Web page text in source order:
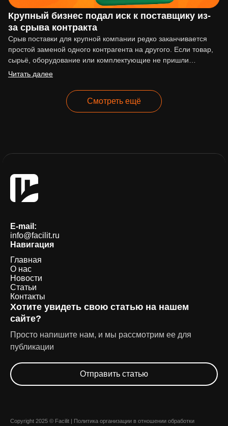
Крупный бизнес подал иск к поставщику из-
за срыва контракта
Срыв поставки для крупной компании редко заканчивается
простой заменой одного контрагента на другого. Если товар,
сырьё, оборудование или комплектующие не пришли
вовремя, последствия могут…
Читать далее
Смотреть ещё
E-mail:
info@facilit.ru
Навигация
Главная
О нас
Новости
Статьи
Контакты
Хотите увидеть свою статью на нашем
сайте?
Просто напишите нам, и мы рассмотрим ее для
публикации
Отправить статью
Copyright 2025 © Facilit | Политика организации в отношении обработки